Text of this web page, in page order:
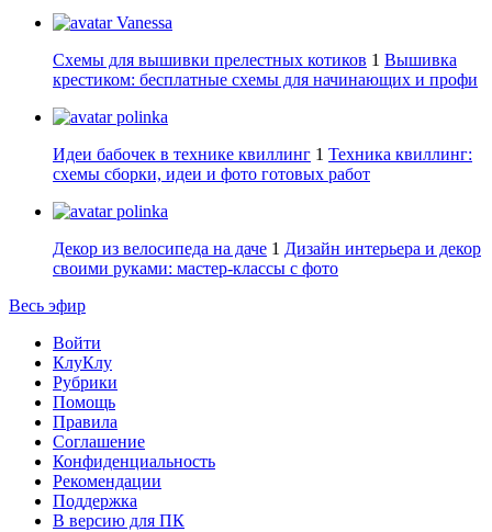
Vanessa
Схемы для вышивки прелестных котиков 1 Вышивка
крестиком: бесплатные схемы для начинающих и профи
polinka
Идеи бабочек в технике квиллинг 1 Техника квиллинг:
схемы сборки, идеи и фото готовых работ
polinka
Декор из велосипеда на даче 1 Дизайн интерьера и декор
своими руками: мастер-классы с фото
Весь эфир
Войти
КлуКлу
Рубрики
Помощь
Правила
Соглашение
Конфиденциальность
Рекомендации
Поддержка
В версию для ПК